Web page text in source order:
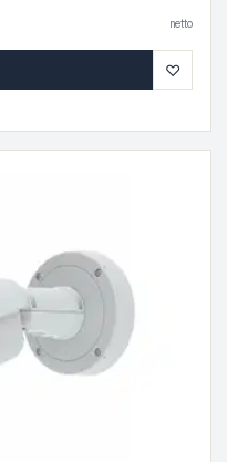
netto
♡